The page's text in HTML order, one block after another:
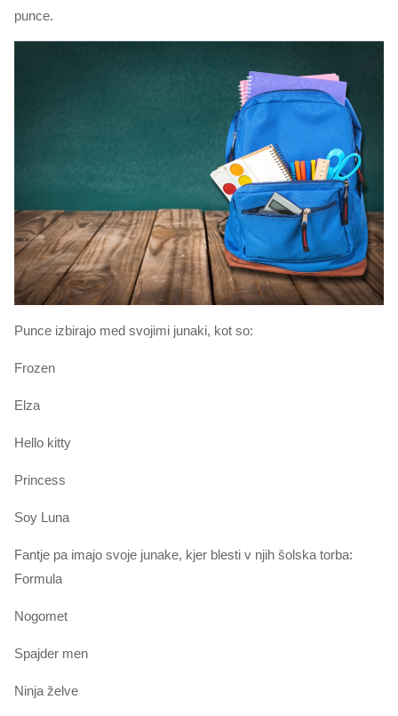
punce.
Punce izbirajo med svojimi junaki, kot so:
Frozen
Elza
Hello kitty
Princess
Soy Luna
Fantje pa imajo svoje junake, kjer blesti v njih šolska torba:
Formula
Nogomet
Spajder men
Ninja želve